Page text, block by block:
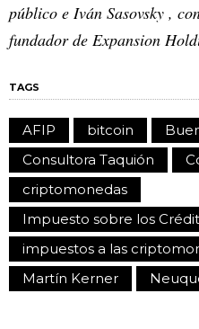
público e Iván Sasovsky ,
fundador de Expansion
TAGS
AFIP bitcoin
Consultora Taquión
criptomonedas
Impuesto sobre los
impuestos a las
Martín Kerner